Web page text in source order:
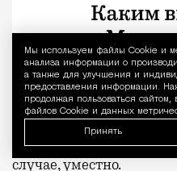
Мы используем файлы Сookie и
анализа информации о
а также для улучшения и
предоставления информации.
продолжая пользоваться сайтом,
файлов Cookie и данных
Принять
никак невозможно. Это
органики, который,
в том, что он именно
сейчас. В эпоху
ужасов, кринж-комедий
жанров скабрезный и
смотрится и вправду
случае, уместно.